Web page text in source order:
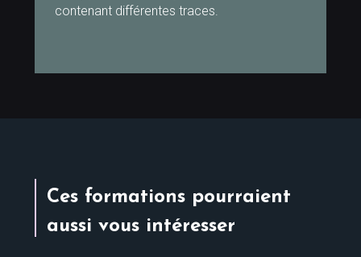
contenant différentes traces.
Ces formations pourraient
aussi vous intéresser